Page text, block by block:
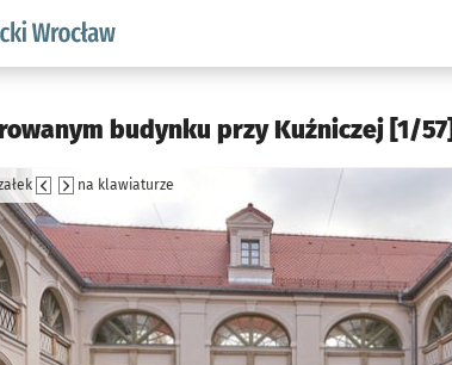
podserwis: Akademicki Wrocław
budynku przy Kuźniczej [1/57]
na klawiaturze